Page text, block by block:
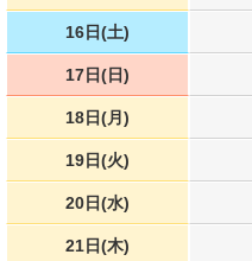
16日(土)
17日(日)
18日(月)
19日(火)
20日(水)
21日(木)